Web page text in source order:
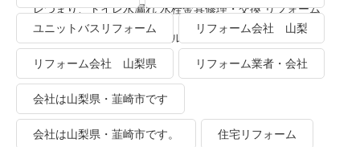
レつまり、トイレ水漏れ 水栓金具修理・交換 リフォーム
業者・会社 ＴＯＴＯリモデルクラブ
ユニットバスリフォーム リフォーム会社 山梨
リフォーム会社 山梨県 リフォーム業者・会社
会社は山梨県・韮崎市です
会社は山梨県・韮崎市です。 住宅リフォーム